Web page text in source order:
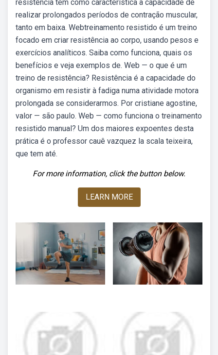
resistência tem como característica a capacidade de
realizar prolongados períodos de contração muscular,
tanto em baixa. Webtreinamento resistido é um treino
focado em criar resistência ao corpo, usando pesos e
exercícios analíticos. Saiba como funciona, quais os
benefícios e veja exemplos de. Web — o que é um
treino de resistência? Resistência é a capacidade do
organismo em resistir à fadiga numa atividade motora
prolongada se considerarmos. Por cristiane agostine,
valor — são paulo. Web — como funciona o treinamento
resistido manual? Um dos maiores expoentes desta
prática é o professor cauê vazquez la scala teixeira,
que tem até.
For more information, click the button below.
LEARN MORE